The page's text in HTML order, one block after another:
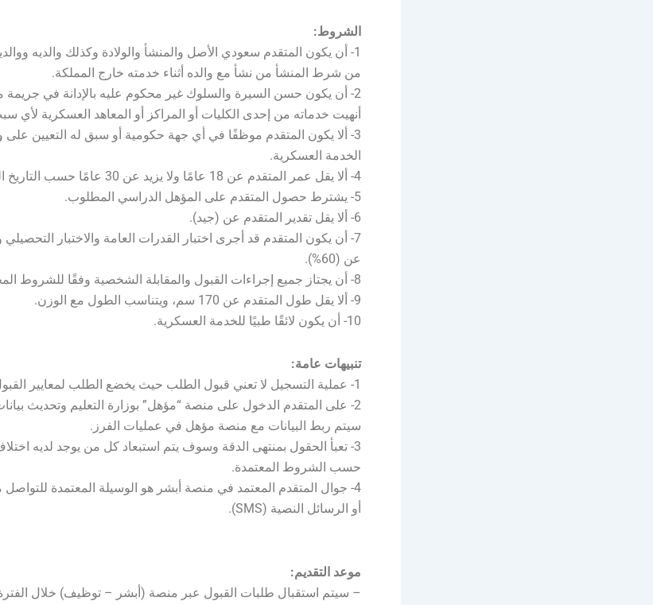
الشروط:
1- أن يكون المتقدم سعودي الأصل والمنشأ والولادة وكذلك والديه
من شرط المنشأ من نشأ مع والده أثناء خدمته خارج المملكة.
2- أن يكون حسن السيرة والسلوك غير محكوم عليه بالإدانة في جريمة
أنهيت خدماته من إحدى الكليات أو المراكز أو المعاهد العسكرية لأي
3- ألا يكون المتقدم موظفًا في أي جهة حكومية أو سبق له التعيين
الخدمة العسكرية.
4- ألا يقل عمر المتقدم عن 18 عامًا ولا يزيد عن 30 عامًا حسب التاريخ الهجري.
5- يشترط حصول المتقدم على المؤهل الدراسي المطلوب.
6- ألا يقل تقدير المتقدم عن (جيد).
7- أن يكون المتقدم قد أجرى اختبار القدرات العامة والاختبار التحصيلي
عن (60%).
8- أن يجتاز جميع إجراءات القبول والمقابلة الشخصية وفقًا للشروط المحددة.
9- ألا يقل طول المتقدم عن 170 سم، ويتناسب الطول مع الوزن.
10- أن يكون لائقًا طبيًا للخدمة العسكرية.
تنبيهات عامة:
1- عملية التسجيل لا تعني قبول الطلب حيث يخضع الطلب لمعايير القبول والمفاضلة.
2- على المتقدم الدخول على منصة “مؤهل” بوزارة التعليم وتحديث
سيتم ربط البيانات مع منصة مؤهل في عمليات الفرز.
3- تعبأ الحقول بمنتهى الدقة وسوف يتم استبعاد كل من يوجد لديه
حسب الشروط المعتمدة.
4- جوال المتقدم المعتمد في منصة أبشر هو الوسيلة المعتمدة
أو الرسائل النصية (SMS).
موعد التقديم:
– سيتم استقبال طلبات القبول عبر منصة (أبشر – توظيف) خلال